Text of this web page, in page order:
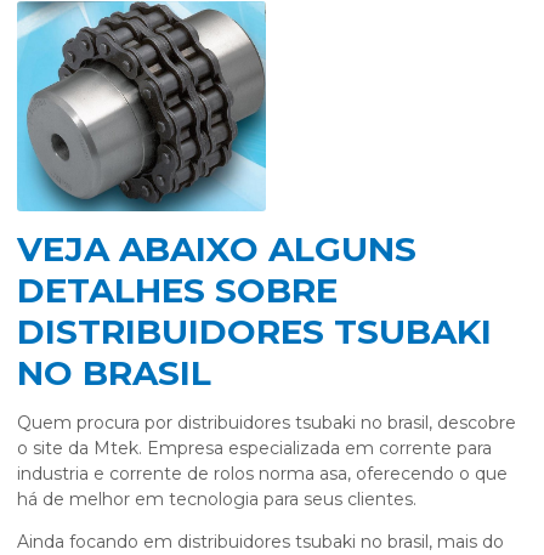
VEJA ABAIXO ALGUNS
DETALHES SOBRE
DISTRIBUIDORES TSUBAKI
NO BRASIL
Quem procura por distribuidores tsubaki no brasil , descobre
o site da Mtek. Empresa especializada em corrente para
industria e corrente de rolos norma asa, oferecendo o que
há de melhor em tecnologia para seus clientes.
Ainda focando em distribuidores tsubaki no brasil , mais do